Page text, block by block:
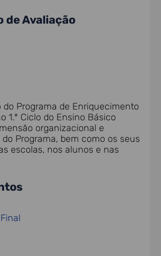
de Avaliação
do Programa de Enriquecimento
1.º Ciclo do Ensino Básico
organizacional e
Programa, bem como os seus
escolas, nos alunos e nas